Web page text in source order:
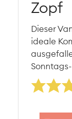
Zopf
Dieser
ideale